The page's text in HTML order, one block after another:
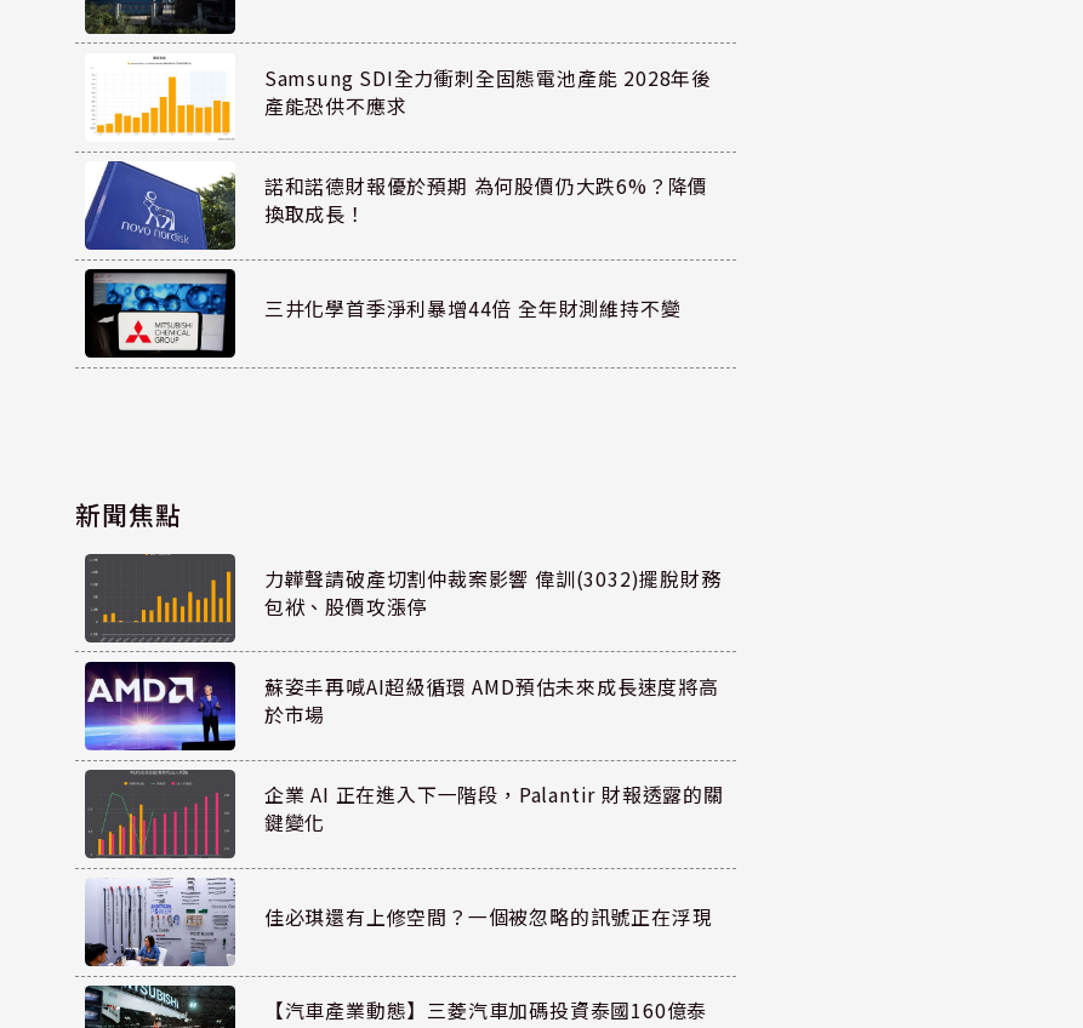
Samsung SDI全力衝刺全固態電池產能 2028年後
產能恐供不應求
諾和諾德財報優於預期 為何股價仍大跌6%？降價
換取成長！
三井化學首季淨利暴增44倍 全年財測維持不變
新聞焦點
力韡聲請破產切割仲裁案影響 偉訓(3032)擺脫財務
包袱、股價攻漲停
蘇姿丰再喊AI超級循環 AMD預估未來成長速度將高
於市場
企業 AI 正在進入下一階段，Palantir 財報透露的關
鍵變化
佳必琪還有上修空間？一個被忽略的訊號正在浮現
【汽車產業動態】三菱汽車加碼投資泰國160億泰